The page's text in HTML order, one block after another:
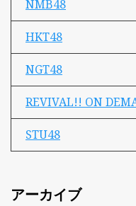
NMB48
HKT48
NGT48
REVIVAL!! ON
STU48
アーカイブ